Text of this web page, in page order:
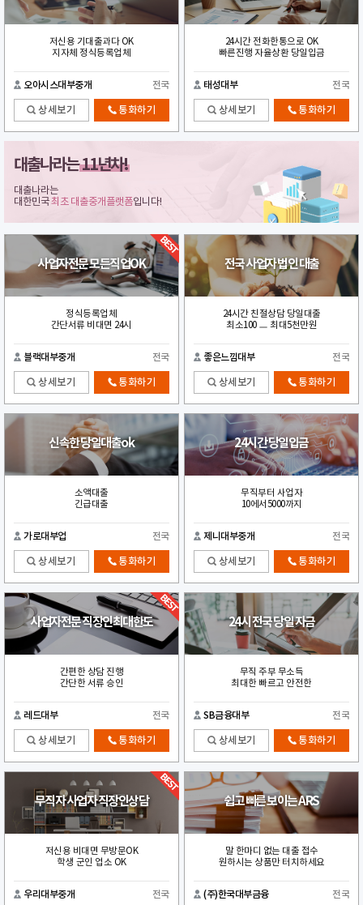
저신용 기대출과다 OK
지자체 정식등록업체
오아시스대부중개 전국
상세보기 통화하기
24시간 전화한통으로 OK
빠른진행 자율상환 당일입금
태성대부 전국
상세보기 통화하기
대출나라는11년차!
대출나라는
대한민국최초 대출중개플랫폼입니다!
사업자전문 모든직업OK
정식등록업체
간단서류 비대면 24시
블랙대부중개 전국
상세보기 통화하기
전국 사업자 법인 대출
24시간 친절상담 당일대출
최소100 ㅡ 최대5천만원
좋은느낌대부 전국
상세보기 통화하기
신속한 당일대출ok
소액대출
긴급대출
가로대부업 전국
상세보기 통화하기
24시간 당일입금
무직부터 사업자
10에서5000까지
제니대부중개 전국
상세보기 통화하기
사업자전문 직장인최대한도
간편한 상담 진행
간단한 서류 승인
레드대부 전국
상세보기 통화하기
24시 전국 당일 자금
무직 주부 무소득
최대한 빠르고 안전한
SB금융대부 전국
상세보기 통화하기
무직자 사업자 직장인상담
저신용 비대면 무방문OK
학생 군인 업소 OK
우리대부중개 전국
쉽고 빠른 보이는 ARS
말 한마디 없는 대출 접수
원하시는 상품만 터치하세요
(주)한국대부금융 전국